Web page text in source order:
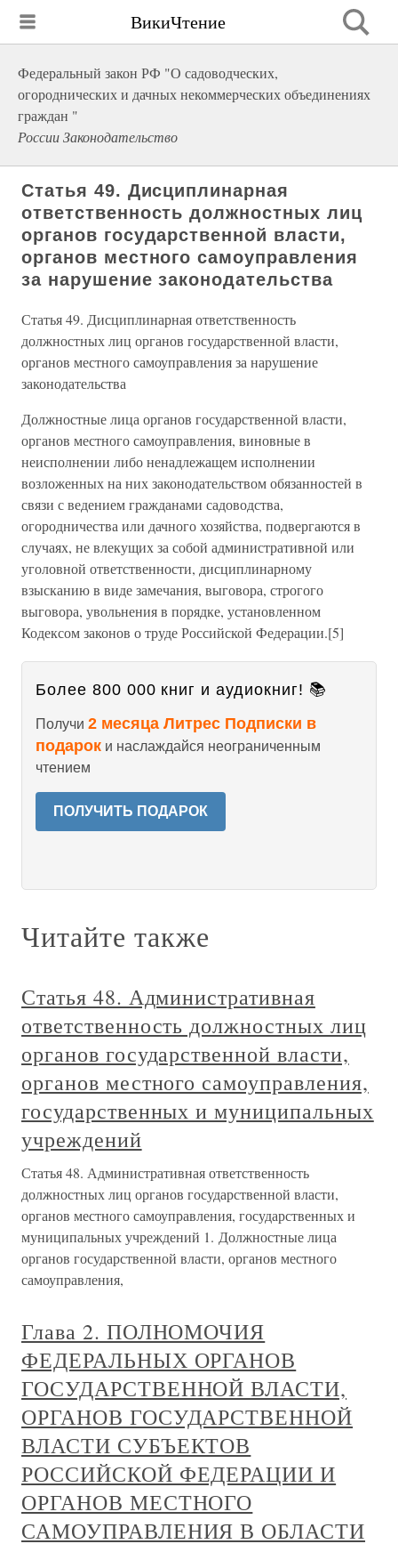
ВикиЧтение
Федеральный закон РФ "О садоводческих,
огороднических и дачных некоммерческих объединениях
граждан "
России Законодательство
Статья 49. Дисциплинарная
ответственность должностных лиц
органов государственной власти,
органов местного самоуправления
за нарушение законодательства
Статья 49. Дисциплинарная ответственность
должностных лиц органов государственной власти,
органов местного самоуправления за нарушение
законодательства
Должностные лица органов государственной власти,
органов местного самоуправления, виновные в
неисполнении либо ненадлежащем исполнении
возложенных на них законодательством обязанностей в
связи с ведением гражданами садоводства,
огородничества или дачного хозяйства, подвергаются в
случаях, не влекущих за собой административной или
уголовной ответственности, дисциплинарному
взысканию в виде замечания, выговора, строгого
выговора, увольнения в порядке, установленном
Кодексом законов о труде Российской Федерации.[5]
Более 800 000 книг и аудиокниг! 📚
Получи 2 месяца Литрес Подписки в
подарок и наслаждайся неограниченным
чтением
ПОЛУЧИТЬ ПОДАРОК
Читайте также
Статья 48. Административная
ответственность должностных лиц
органов государственной власти,
органов местного самоуправления,
государственных и муниципальных
учреждений
Статья 48. Административная ответственность
должностных лиц органов государственной власти,
органов местного самоуправления, государственных и
муниципальных учреждений 1. Должностные лица
органов государственной власти, органов местного
самоуправления,
Глава 2. ПОЛНОМОЧИЯ
ФЕДЕРАЛЬНЫХ ОРГАНОВ
ГОСУДАРСТВЕННОЙ ВЛАСТИ,
ОРГАНОВ ГОСУДАРСТВЕННОЙ
ВЛАСТИ СУБЪЕКТОВ
РОССИЙСКОЙ ФЕДЕРАЦИИ И
ОРГАНОВ МЕСТНОГО
САМОУПРАВЛЕНИЯ В ОБЛАСТИ